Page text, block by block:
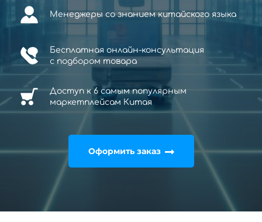
Менеджеры со знанием китайского языка
Бесплатная онлайн-консультация
с подбором товара
Доступ к 6 самым популярным
маркетплейсам Китая
Оформить заказ